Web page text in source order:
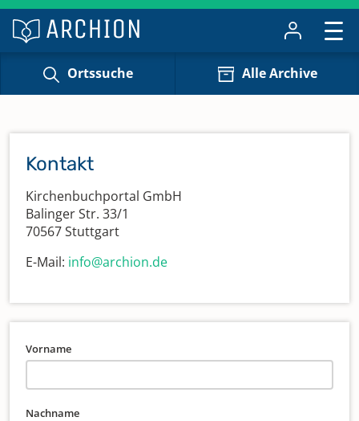
Ortssuche Alle Archive
Kontakt
Kirchenbuchportal GmbH
Balinger Str. 33/1
70567 Stuttgart
E-Mail: info@archion.de
Vorname
Nachname